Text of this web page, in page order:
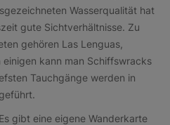
Wasserqualität hat
gute Sichtverhältnisse. Zu
gehören Las Lenguas,
kann man Schiffswracks
Tauchgänge werden in
Es gibt eine eigene Wanderkarte